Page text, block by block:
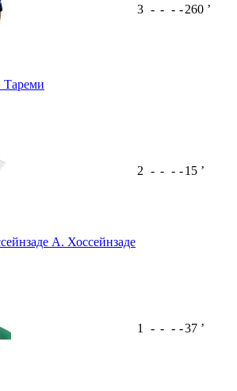
3 - - - -260 ʼ
А. Хоссейнзаде
2 - - - -15 ʼ
1 - - - -37 ʼ